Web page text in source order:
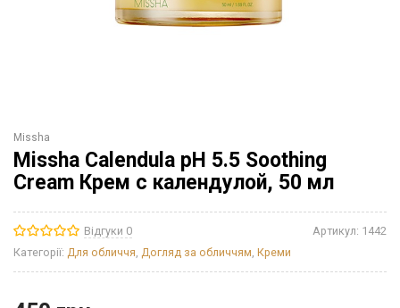
Missha
Missha Calendula pH 5.5 Soothing
Cream Крем с календулой, 50 мл
Відгуки 0 Артикул: 1442
Категорії: Для обличчя, Догляд за обличчям, Креми